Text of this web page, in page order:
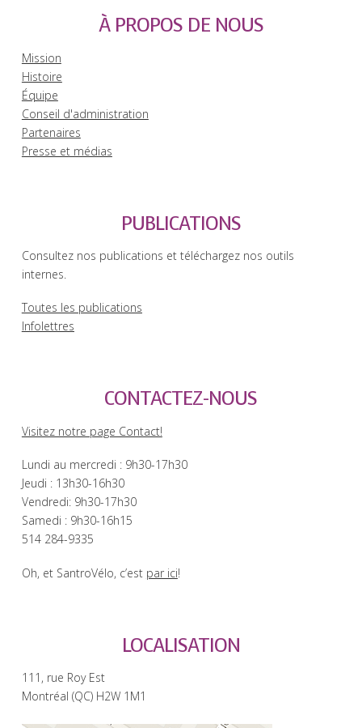
À PROPOS DE NOUS
Mission
Histoire
Équipe
Conseil d'administration
Partenaires
Presse et médias
PUBLICATIONS
Consultez nos publications et téléchargez nos outils
internes.
Toutes les publications
Infolettres
CONTACTEZ-NOUS
Visitez notre page Contact!
Lundi au mercredi : 9h30-17h30
Jeudi : 13h30-16h30
Vendredi: 9h30-17h30
Samedi : 9h30-16h15
514 284-9335
Oh, et SantroVélo, c’est par ici!
LOCALISATION
111, rue Roy Est
Montréal (QC) H2W 1M1